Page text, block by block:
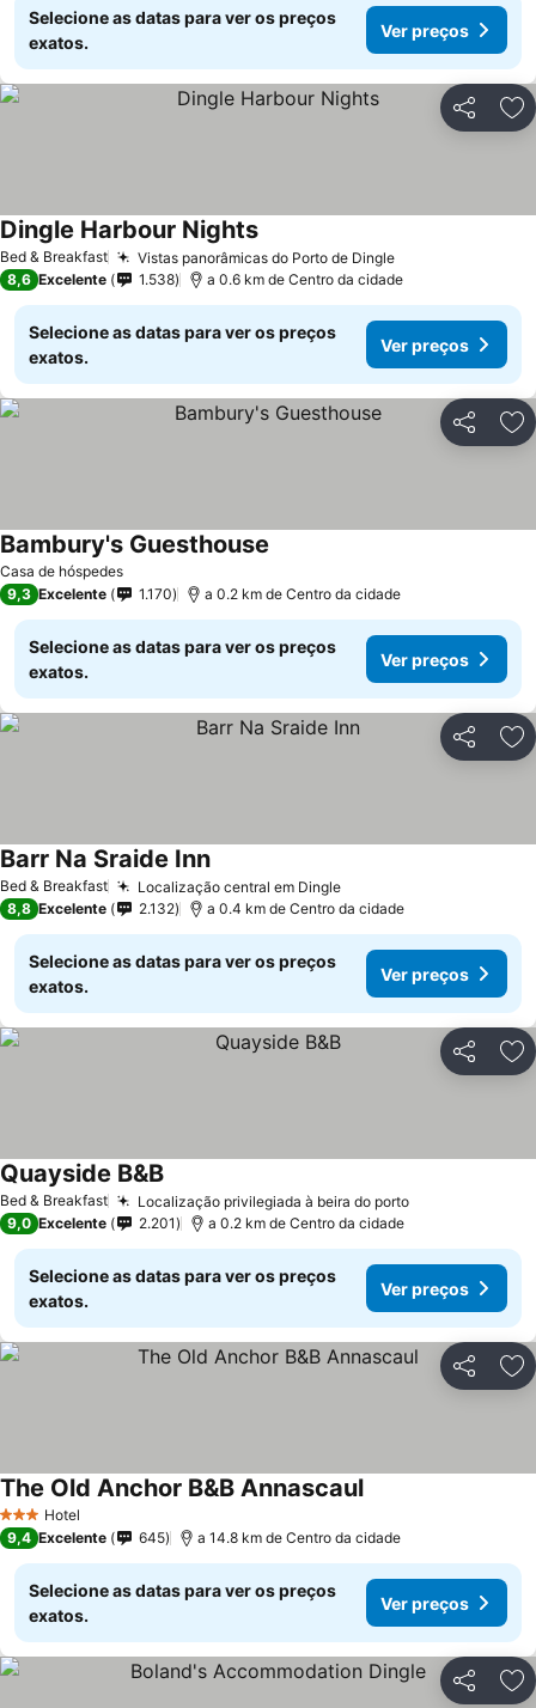
Selecione as datas para ver os preços
exatos.
Ver preços
Partilhar
Bed & Breakfast Vistas panorâmicas do Porto de Dingle
Dingle Harbour Nights
8,6 Excelente 1.538 a 0.6 km de Centro da cidade
Selecione as datas para ver os preços
exatos.
Ver preços
Partilhar
Casa de hóspedes
Bambury's Guesthouse
9,3 Excelente 1.170 a 0.2 km de Centro da cidade
Selecione as datas para ver os preços
exatos.
Ver preços
Partilhar
Bed & Breakfast Localização central em Dingle
Barr Na Sraide Inn
8,8 Excelente 2.132 a 0.4 km de Centro da cidade
Selecione as datas para ver os preços
exatos.
Ver preços
Partilhar
Bed & Breakfast Localização privilegiada à beira do porto
Quayside B&B
9,0 Excelente 2.201 a 0.2 km de Centro da cidade
Selecione as datas para ver os preços
exatos.
Ver preços
Partilhar
3 EstrelasHotel
The Old Anchor B&B Annascaul
9,4 Excelente 645 a 14.8 km de Centro da cidade
Selecione as datas para ver os preços
exatos.
Ver preços
Partilhar